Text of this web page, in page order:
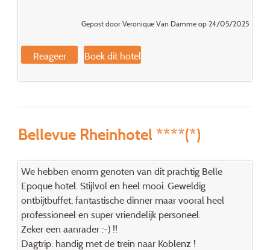
Gepost door Veronique Van Damme op 24/05/2025
Reageer Boek dit hotel
Bellevue Rheinhotel ****(*)
We hebben enorm genoten van dit prachtig Belle
Epoque hotel. Stijlvol en heel mooi. Geweldig
ontbijtbuffet, fantastische dinner maar vooral heel
professioneel en super vriendelijk personeel.
Zeker een aanrader :-) !!
Dagtrip: handig met de trein naar Koblenz !